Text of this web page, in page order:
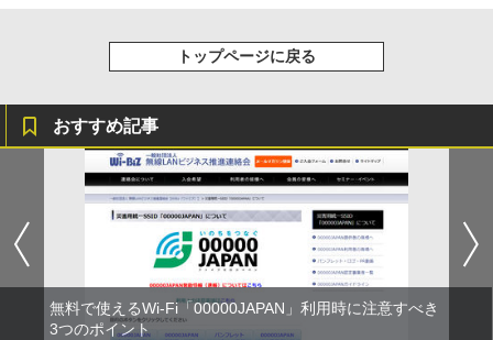
トップページに戻る
おすすめ記事
無料で使えるWi-Fi「00000JAPAN」利用時に注意すべき
3つのポイント